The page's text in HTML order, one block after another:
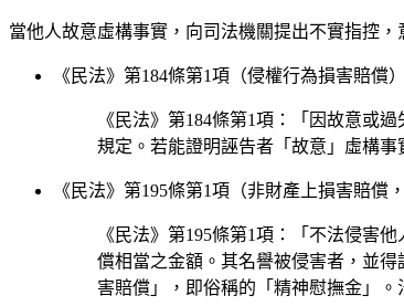
當他人故意虛構事實，向司法機關提出不實指控
《民法》第184條第1項（侵權行為損害賠償）
《民法》第184條第1項：「因故意或
規定。若能證明誣告者「故意」虛構
《民法》第195條第1項（非財產上損害賠償
《民法》第195條第1項：「不法侵害
償相當之金額。其名譽被侵害者，並
害賠償」，即俗稱的「精神慰撫金」